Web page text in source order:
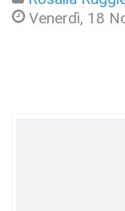
Venerdì, 18